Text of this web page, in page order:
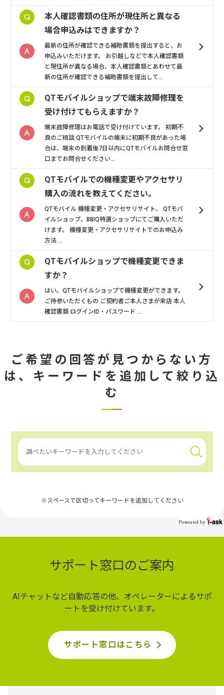
本人確認書類の住所が現住所と異なる
場合申込みはできますか？
最新の住所が確認できる補助書類を提出すると、お
申込みいただけます。 お引越しなどで本人確認書類
と現住所が異なる場合、本人確認書類とあわせて最
新の住所が確認できる補助書類を提出して...
QTモバイルショップで端末故障修理を
受け付けてもらえますか？
端末故障修理はお電話で受け付けています。 初期不
良のご相談 QTモバイルの端末に初期不良があった場
合は、端末の到着後7日以内にQTモバイルお問合せ窓
口までお問合せください...
QTモバイルでの機種変更やアクセサリ
購入の流れを教えてください。
QTモバイル 機種変更・アクセサリサイト、 QTモバ
イルショップ、BBIQ特選ショップにてご購入いただ
けます。 機種変更・アクセサリサイトでのお申込み
方法 ...
QTモバイルショップで機種変更できま
すか？
はい。QTモバイルショップで機種変更ができます。
ご持参いただくもの ご契約者ご本人さまが来店 本人
確認書類 ログインID・パスワード ...
ご希望の回答が見つからない方
は、 キーワードを追加して絞り込
む
※スペースで区切ってキーワードを追加してください
サポート窓口のご案内
AIチャットなど自動応答の他、オペレーターによるサポ
ートを受け付けています。
サポート窓口はこちら